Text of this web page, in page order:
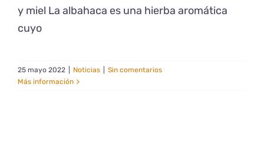
y miel La albahaca es una hierba aromática
cuyo
25 mayo 2022 Noticias
Sin comentarios
Más información